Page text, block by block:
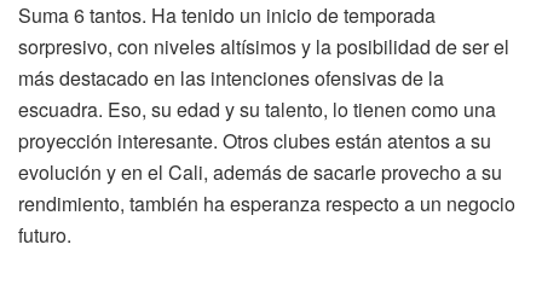
Suma 6 tantos. Ha tenido un inicio de temporada
sorpresivo, con niveles altísimos y la posibilidad de ser el
más destacado en las intenciones ofensivas de la
escuadra. Eso, su edad y su talento, lo tienen como una
proyección interesante. Otros clubes están atentos a su
evolución y en el Cali, además de sacarle provecho a su
rendimiento, también ha esperanza respecto a un negocio
futuro.